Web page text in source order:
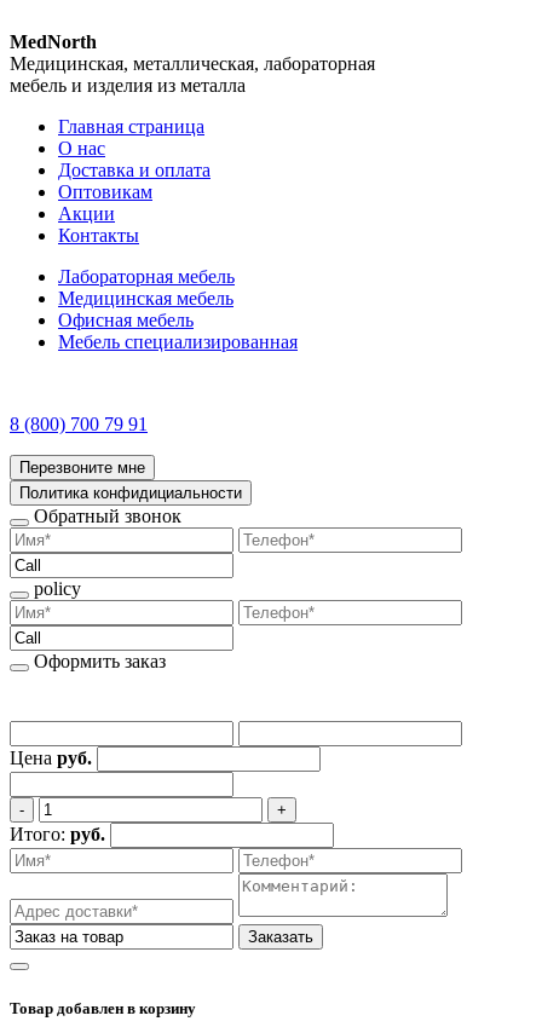
MedNorth
Медицинская, металлическая, лабораторная
мебель и изделия из металла
Главная страница
О нас
Доставка и оплата
Оптовикам
Акции
Контакты
Лабораторная мебель
Медицинская мебель
Офисная мебель
Мебель специализированная
8 (800) 700 79 91
Перезвоните мне
Политика конфидициальности
Обратный звонок
policy
Оформить заказ
Цена руб.
‐ +
Итого: руб.
Заказать
Товар добавлен в корзину